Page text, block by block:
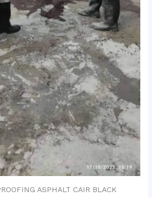
ASPHALT CAIR BLACK